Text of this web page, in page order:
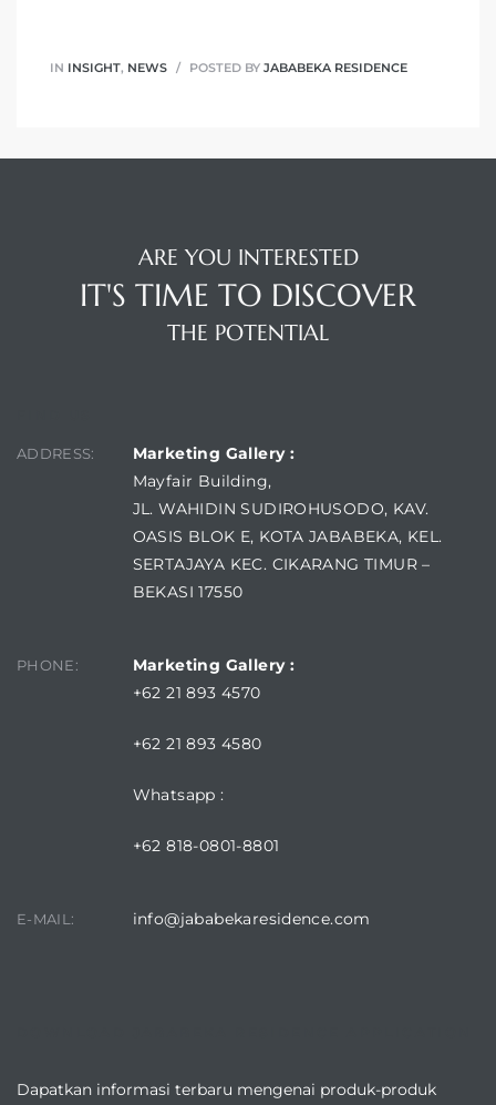
IN INSIGHT, NEWS POSTED BY JABABEKA RESIDENCE
ARE YOU INTERESTED
IT'S TIME TO DISCOVER
THE POTENTIAL
ADDRESS:
Marketing Gallery :
Mayfair Building,
JL. WAHIDIN SUDIROHUSODO, KAV.
OASIS BLOK E, KOTA JABABEKA, KEL.
SERTAJAYA KEC. CIKARANG TIMUR –
BEKASI 17550
PHONE:
Marketing Gallery :
+62 21 893 4570
+62 21 893 4580
Whatsapp :
+62 818-0801-8801
E-MAIL: info@jababekaresidence.com
Dapatkan informasi terbaru mengenai produk-produk